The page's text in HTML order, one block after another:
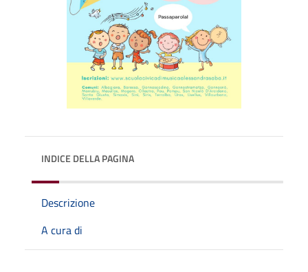
INDICE DELLA PAGINA
Descrizione
A cura di